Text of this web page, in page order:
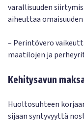
varallisuuden
aiheuttaa
– Perintövero
maatilojen ja
Kehitysavun
Huoltosuhteen
sijaan syntyvyyttä